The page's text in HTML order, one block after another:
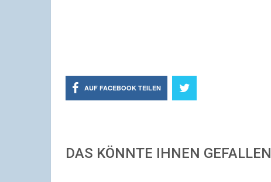
AUF FACEBOOK TEILEN
DAS KÖNNTE IHNEN GEFALLEN